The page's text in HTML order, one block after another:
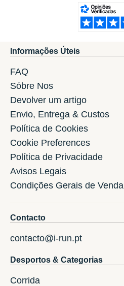
Informações Úteis
FAQ
Sóbre Nos
Devolver um artigo
Envio, Entrega & Custos
Política de Cookies
Cookie Preferences
Política de Privacidade
Avisos Legais
Condições Gerais de Venda
Contacto
contacto@i-run.pt
Desportos & Categorias
Corrida